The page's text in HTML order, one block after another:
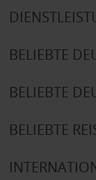
BELIEBTE
BELIEBTE
BELIEBTE